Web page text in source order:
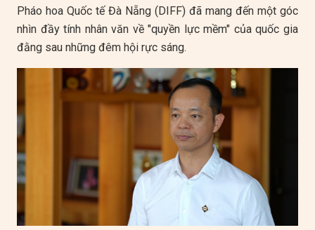
Pháo hoa Quốc tế Đà Nẵng (DIFF) đã mang đến một góc
nhìn đầy tính nhân văn về "quyền lực mềm" của quốc gia
đằng sau những đêm hội rực sáng.